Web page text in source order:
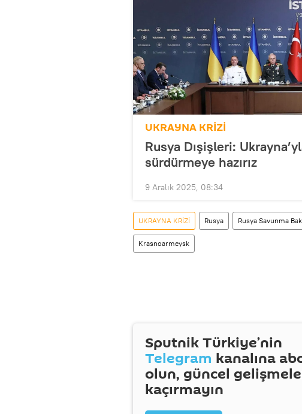
UKRAYNA KRİZİ
Rusya Dışişleri:
sürdürmeye hazırız
9 Aralık 2025, 08:34
UKRAYNA KRİZİ Rusya Rusya Savunma
Krasnoarmeysk
Sputnik Türkiye’nin
Telegram kanalına
olun, güncel
kaçırmayın